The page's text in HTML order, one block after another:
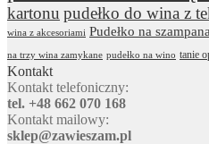
kartonu pudełko do wina z
wina z akcesoriami Pudełko na szampana
na trzy wina zamykane pudełko na wino tanie
Kontakt
Kontakt telefoniczny:
tel. +48 662 070 168
Kontakt mailowy:
sklep@zawieszam.pl